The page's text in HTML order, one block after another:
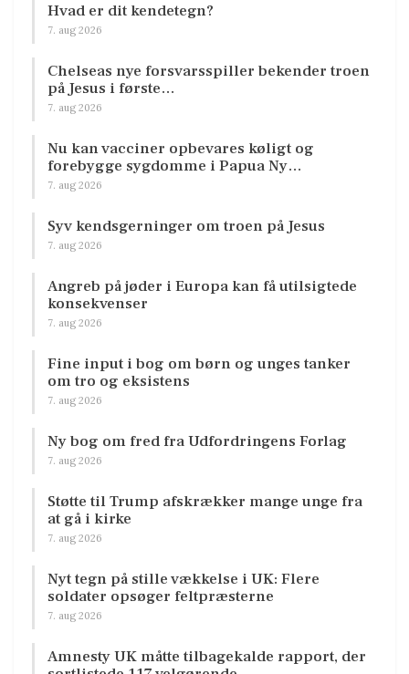
Hvad er dit kendetegn?
7. aug 2026
Chelseas nye forsvarsspiller bekender troen
på Jesus i første…
7. aug 2026
Nu kan vacciner opbevares køligt og
forebygge sygdomme i Papua Ny…
7. aug 2026
Syv kendsgerninger om troen på Jesus
7. aug 2026
Angreb på jøder i Europa kan få utilsigtede
konsekvenser
7. aug 2026
Fine input i bog om børn og unges tanker
om tro og eksistens
7. aug 2026
Ny bog om fred fra Udfordringens Forlag
7. aug 2026
Støtte til Trump afskrækker mange unge fra
at gå i kirke
7. aug 2026
Nyt tegn på stille vækkelse i UK: Flere
soldater opsøger feltpræsterne
7. aug 2026
Amnesty UK måtte tilbagekalde rapport, der